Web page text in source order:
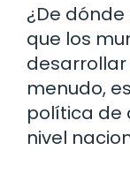
¿De
que los
desarrollar
menudo,
política de
nivel